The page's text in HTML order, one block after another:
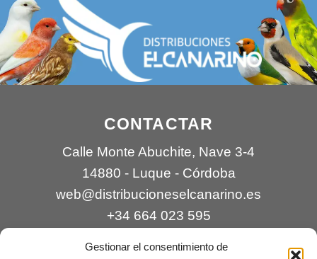
Gestionar el consentimiento de
CONTACTAR
Calle Monte Abuchite, Nave 3-4
14880 - Luque - Córdoba
web@distribucioneselcanarino.es
+34 664 023 595